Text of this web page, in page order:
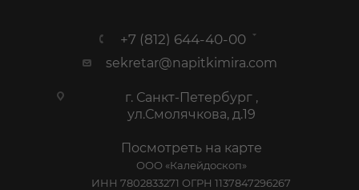
+7 (812) 644-40-00
sekretar@napitkimira.com
г. Санкт-Петербург ,
ул.Смолячкова, д.19
Посмотреть на карте
ООО «Калейдоскоп»
ИНН 7802833271 ОГРН 1137847296267